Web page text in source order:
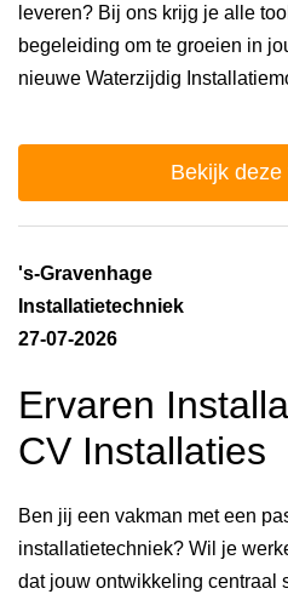
leveren? Bij ons krijg je alle
begeleiding om te groeien in
nieuwe Waterzijdig
Bekijk
's-Gravenhage
Installatietechniek
27-07-2026
Ervaren
CV Installaties
Ben jij een vakman met een
installatietechniek? Wil je
dat jouw ontwikkeling centraal